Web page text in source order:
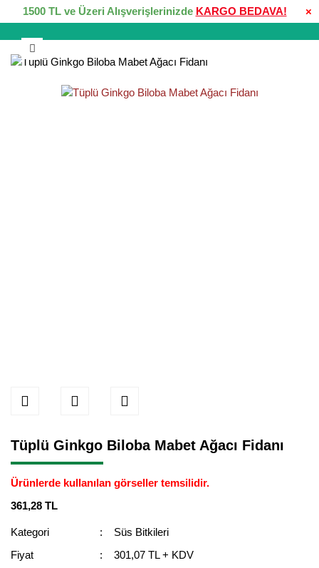
×
1500 TL ve Üzeri Alışverişlerinizde KARGO BEDAVA!
Tüplü Ginkgo Biloba Mabet Ağacı Fidanı
Ürünlerde kullanılan görseller temsilidir.
361,28 TL
Kategori
Süs Bitkileri
Fiyat
301,07 TL + KDV